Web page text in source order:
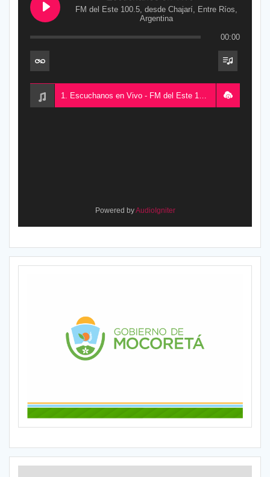
FM del Este 100.5, desde Chajarí, Entre Ríos,
Argentina
00:00
Powered byAudioIgniter